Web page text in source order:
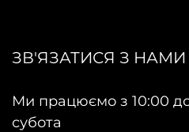
ЗВ'ЯЗАТИСЯ З НАМИ
Ми працюємо з 10:00
субота